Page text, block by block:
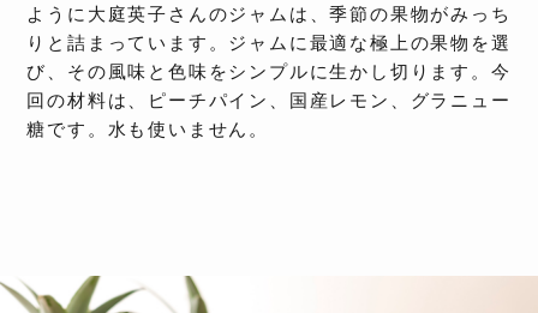
ように大庭英子さんのジャムは、季節の果物がみっち
りと詰まっています。ジャムに最適な極上の果物を選
び、その風味と色味をシンプルに生かし切ります。今
回の材料は、ピーチパイン、国産レモン、グラニュー
糖です。水も使いません。